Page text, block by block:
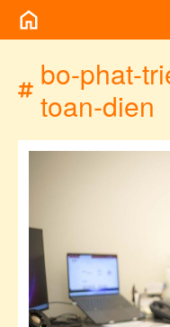
bo-phat-
toan-dien
/chuyen-de/tag?id=bo-phat-